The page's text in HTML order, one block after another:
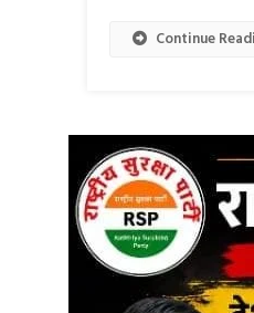
Continue